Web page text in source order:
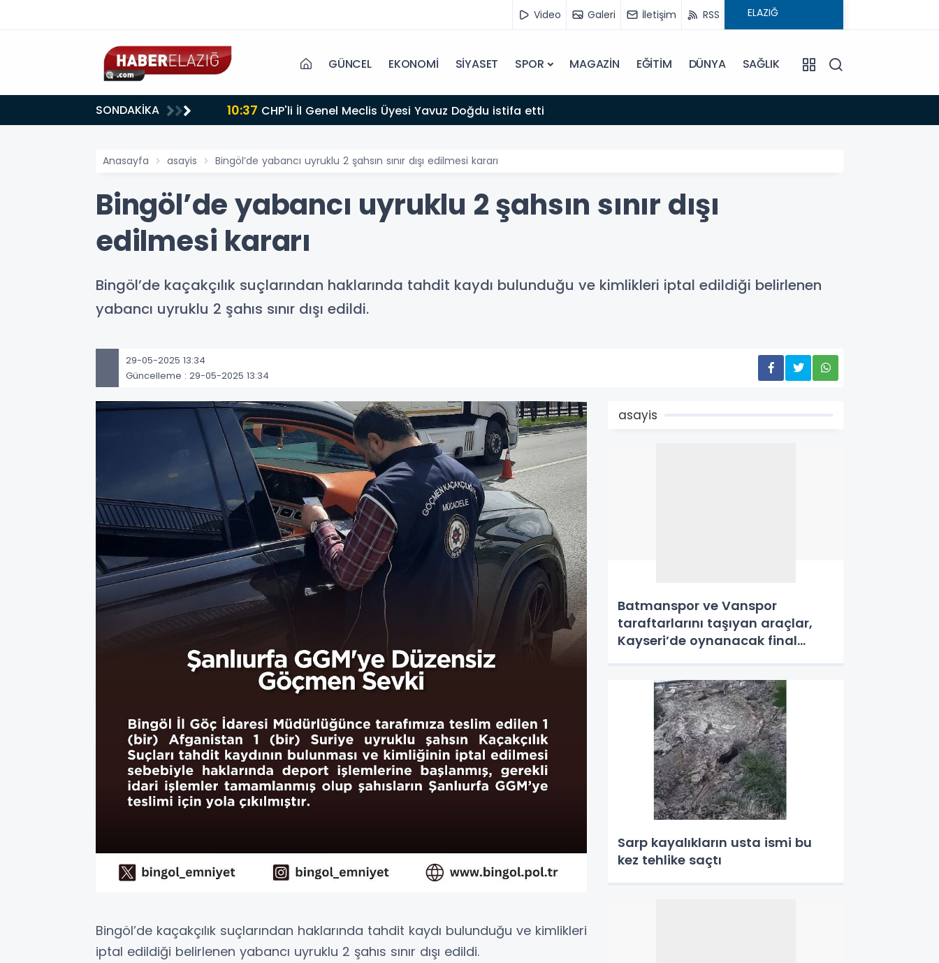
Video Galeri İletişim RSS
GÜNCEL EKONOMİ SİYASET SPOR MAGAZİN EĞİTİM DÜNYA SAĞLIK
SONDAKİKA 10:37 CHP'li İl Genel Meclis Üyesi Yavuz Doğdu istifa etti
Anasayfa asayis Bingöl’de yabancı uyruklu 2 şahsın sınır dışı edilmesi kararı
Bingöl’de yabancı uyruklu 2 şahsın sınır dışı
edilmesi kararı
Bingöl’de kaçakçılık suçlarından haklarında tahdit kaydı bulunduğu ve kimlikleri iptal edildiği belirlenen
yabancı uyruklu 2 şahıs sınır dışı edildi.
29-05-2025 13:34
Güncelleme : 29-05-2025 13:34
Bingöl’de kaçakçılık suçlarından haklarında tahdit kaydı bulunduğu ve kimlikleri
iptal edildiği belirlenen yabancı uyruklu 2 şahıs sınır dışı edildi.
asayis
Batmanspor ve Vanspor
taraftarlarını taşıyan araçlar,
Kayseri’de oynanacak final
kullnamayacak
Sarp kayalıkların usta ismi bu
kez tehlike saçtı